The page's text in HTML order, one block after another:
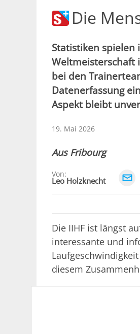
Die
Statistiken spielen
Weltmeisterschaft
bei den
Datenerfassung
Aspekt bleibt
19. Mai 2026
Aus Fribourg
Von:
Leo Holzknecht
Die IIHF ist längst
interessante und
diesem